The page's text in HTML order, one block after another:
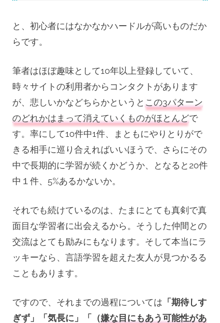
と、初心者にはなかなかハードルが高いものだか
らです。
筆者はほぼ趣味として10年以上登録していて、
時々サイトの利用者からコンタクトがあります
が、悲しいかなどちらかというと この3パターン
のどれかはまって消えていくものがほとんどで
す。率にして10件中1件、まともにやりとりがで
きる相手に巡り合えればいいほうで、さらにその
中で長期的に学習が続くかどうか、となると20件
中１件、5%あるかないか。
それでも続けているのは、たまにとても真剣で真
面目な学習者に出会えるから。そうした仲間との
交流はとても励みにもなります。そして本当にラ
ッキーなら、言語学習を超えた友人が見つかるる
こともあります。
ですので、それまでの過程については 「期待しす
ぎず」「気長に」「（嫌な目にもあう可能性があ